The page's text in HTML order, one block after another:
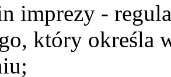
imprezy -
który określa